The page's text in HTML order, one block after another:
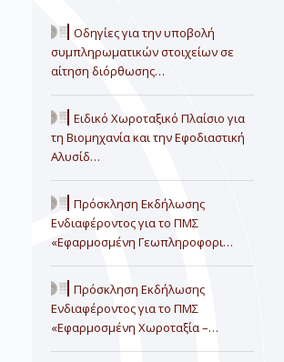
Οδηγίες για την υποβολή
συμπληρωματικών στοιχείων σε
αίτηση διόρθωσης…
Ειδικό Χωροταξικό Πλαίσιο για
τη Βιομηχανία και την Εφοδιαστική
Αλυσίδ…
Πρόσκληση Εκδήλωσης
Ενδιαφέροντος για το ΠΜΣ
«Εφαρμοσμένη Γεωπληροφορι…
Πρόσκληση Εκδήλωσης
Ενδιαφέροντος για το ΠΜΣ
«Εφαρμοσμένη Χωροταξία –…